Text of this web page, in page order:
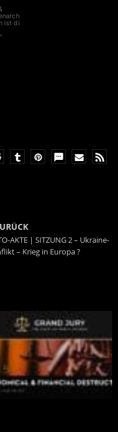
die
AKTE | SITZUNG 2 – Ukraine-
– Krieg in Europa ?